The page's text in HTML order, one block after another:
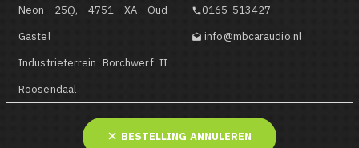
Neon 25Q, 4751 XA Oud
Gastel
Industrieterrein Borchwerf II
Roosendaal
0165-513427
 info@mbcaraudio.nl
BESTELLING ANNULEREN